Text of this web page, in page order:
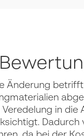
Änderung
Veredelung in